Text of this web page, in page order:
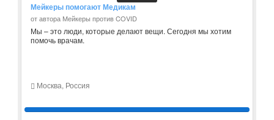
Мейкеры помогают Медикам
от автора Мейкеры против COVID
Мы – это люди, которые делают вещи. Сегодня мы хотим
помочь врачам.
Москва, Россия